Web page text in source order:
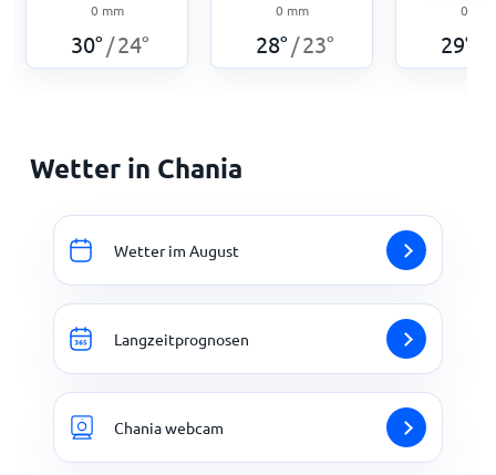
0 mm
30° /24°
0 mm
28° /23°
0
29°
Wetter in Chania
Wetter im August
Langzeitprognosen
Chania webcam